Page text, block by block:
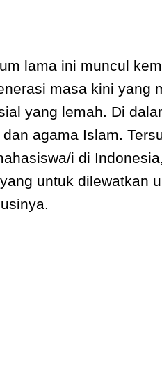
lama ini muncul
masa kini yang
yang lemah. Di
agama Islam.
i di
untuk dilewatkan